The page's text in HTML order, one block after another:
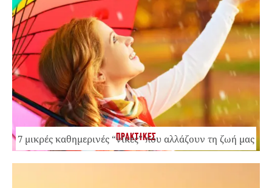
ΠΡΑΚΤΙΚΕΣ
7 μικρές καθημερινές “νίκες” που αλλάζουν τη ζωή μας